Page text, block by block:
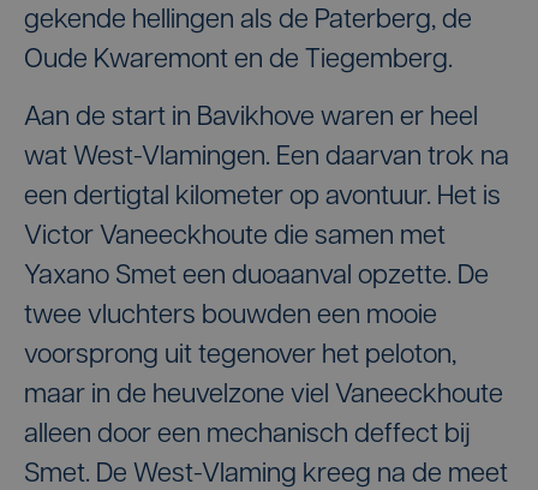
gekende hellingen als de Paterberg, de
Oude Kwaremont en de Tiegemberg.
Aan de start in Bavikhove waren er heel
wat West-Vlamingen. Een daarvan trok na
een dertigtal kilometer op avontuur. Het is
Victor Vaneeckhoute die samen met
Yaxano Smet een duoaanval opzette. De
twee vluchters bouwden een mooie
voorsprong uit tegenover het peloton,
maar in de heuvelzone viel Vaneeckhoute
alleen door een mechanisch deffect bij
Smet. De West-Vlaming kreeg na de meet